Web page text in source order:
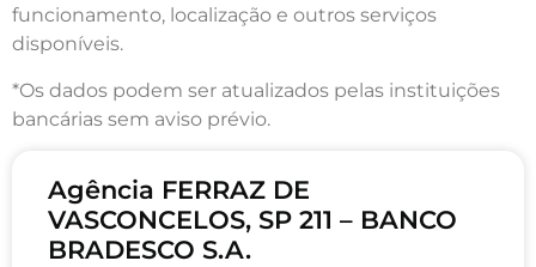
funcionamento, localização e outros serviços
disponíveis.
*Os dados podem ser atualizados pelas instituições
bancárias sem aviso prévio.
Agência FERRAZ DE
VASCONCELOS, SP 211 – BANCO
BRADESCO S.A.